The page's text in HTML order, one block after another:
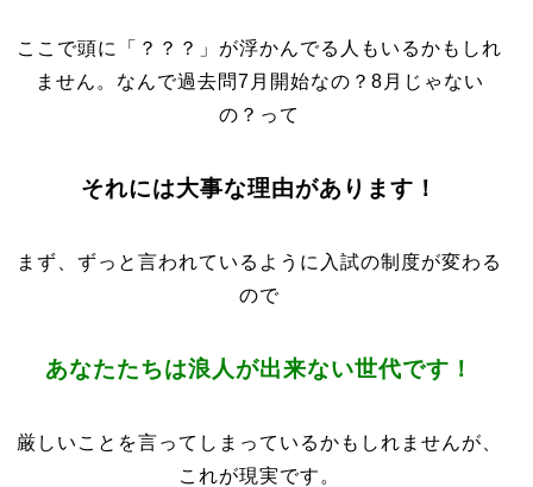
ここで頭に「？？？」が浮かんでる人もいるかもしれ
ません。なんで過去問7月開始なの？8月じゃない
の？って
それには大事な理由があります！
まず、ずっと言われているように入試の制度が変わる
ので
あなたたちは浪人が出来ない世代です！
厳しいことを言ってしまっているかもしれませんが、
これが現実です。